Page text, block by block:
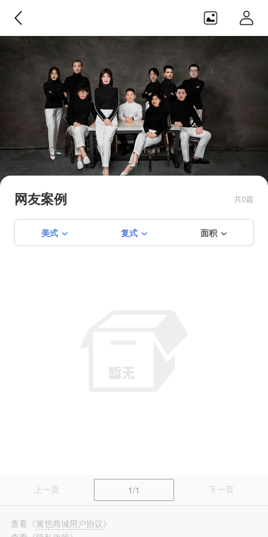
目前在建【仙霞路88号酒吧】 【 建
海中路461弄】【淮海中路1487弄】
【学前街156号】【徐家汇花园】
【淮海路培文公寓】
网友案例 共0篇
美式 复式 面积
上一页 1/1 下一页
查看 《篱笆商城用户协议》